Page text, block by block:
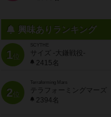
興味ありランキング
1位
SCYTHE
サイズ -大鎌戦役-
2415名
2位
Terraforming Mars
テラフォーミングマーズ
2394名